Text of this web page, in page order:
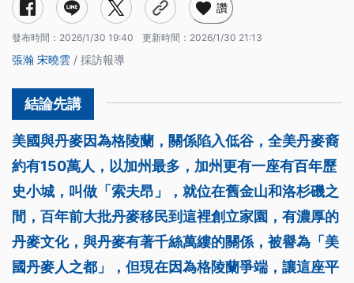
讚
發布時間： 2026/1/30 19:40 更新時間： 2026/1/30 21:13
張瀚 宋曉雲 / 採訪報導
美國與丹麥因為格陵蘭，關係陷入低谷，全美丹麥裔
約有150萬人，以加州最多，加州更有一座有百年歷
史小城，叫做「索夫昂」，就位在舊金山和洛杉磯之
間，百年前大批丹麥移民到這裡創立家園，有濃厚的
丹麥文化，與丹麥有著千絲萬縷的關係，被譽為「美
國丹麥人之都」，但現在因為格陵蘭爭端，讓這座平